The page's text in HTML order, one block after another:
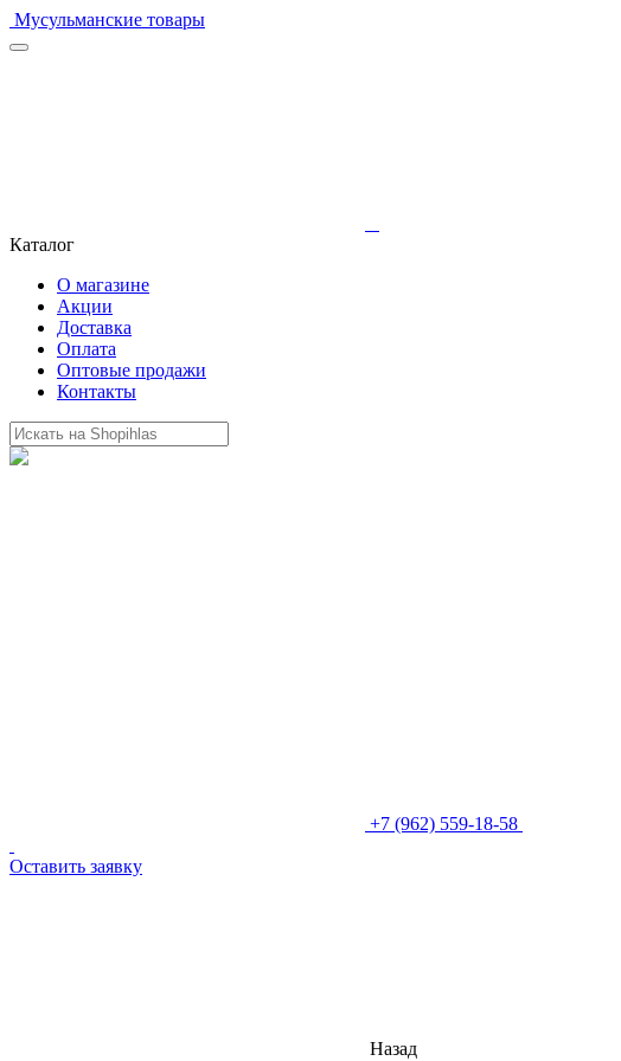
Мусульманские товары
Каталог
О магазине
Акции
Доставка
Оплата
Оптовые продажи
Контакты
+7 (962) 559-18-58
Оставить заявку
Назад